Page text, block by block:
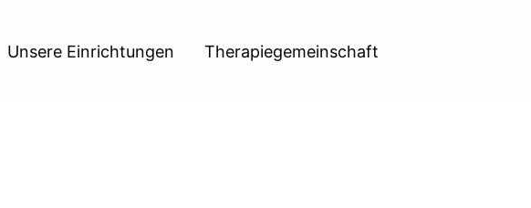
Unsere Einrichtungen Therapiegemeinschaft